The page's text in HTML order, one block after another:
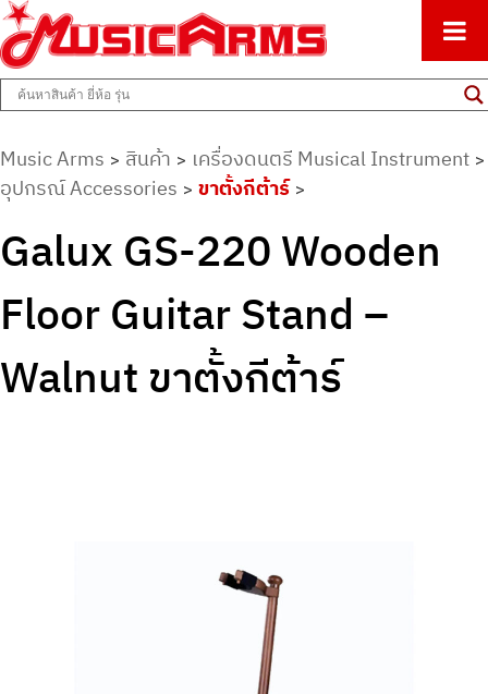
Music Arms
ศูนย์รวมครื่องดนตรีทุกชนิด ตั้งแต่เริ่มต้นถึงมืออาชีพ
Music Arms > สินค้า > เครื่องดนตรี Musical Instrument >
อุปกรณ์ Accessories > ขาตั้งกีต้าร์>
Galux GS-220 Wooden
Floor Guitar Stand –
Walnut ขาตั้งกีต้าร์